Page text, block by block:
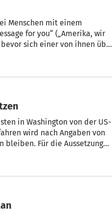
Menschen mit einem
for you“ („Amerika, wir
sich einer von ihnen über
Zeit aussetzen
in Washington von der US-
wird nach Angaben von
bleiben. Für die Aussetzung